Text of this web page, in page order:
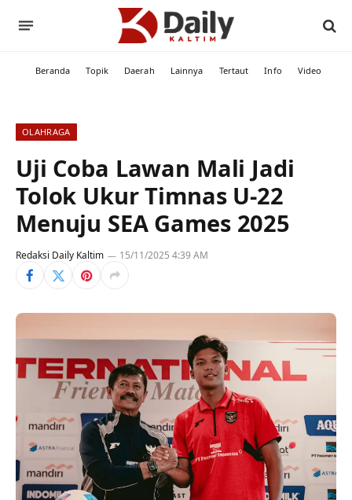
Beranda Topik Daerah Lainnya Tertaut Info Video
OLAHRAGA
Uji Coba Lawan Mali Jadi
Tolok Ukur Timnas U-22
Menuju SEA Games 2025
Redaksi Daily Kaltim 15/11/2025 4:39 AM